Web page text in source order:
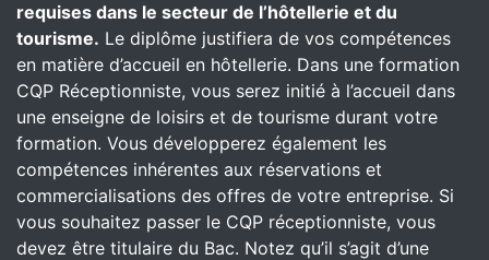
requises dans le secteur de l’hôtellerie et du
tourisme. Le diplôme justifiera de vos compétences
en matière d’accueil en hôtellerie. Dans une formation
CQP Réceptionniste, vous serez initié à l’accueil dans
une enseigne de loisirs et de tourisme durant votre
formation. Vous développerez également les
compétences inhérentes aux réservations et
commercialisations des offres de votre entreprise. Si
vous souhaitez passer le CQP réceptionniste, vous
devez être titulaire du Bac. Notez qu’il s’agit d’une